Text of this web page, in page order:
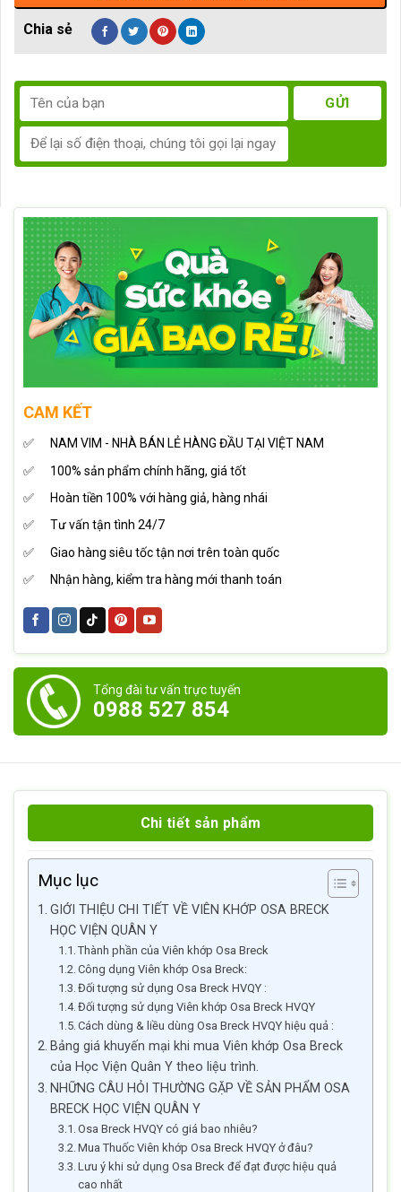
CAM KẾT
NAM VIM - NHÀ BÁN LẺ HÀNG ĐẦU TẠI VIỆT NAM
100% sản phẩm chính hãng, giá tốt
Hoàn tiền 100% với hàng giả, hàng nhái
Tư vấn tận tình 24/7
Giao hàng siêu tốc tận nơi trên toàn quốc
Nhận hàng, kiểm tra hàng mới thanh toán
Tổng đài tư vấn trực tuyến
0988 527 854
Chi tiết sản phẩm
Mục lục
GIỚI THIỆU CHI TIẾT VỀ VIÊN KHỚP OSA BRECK
HỌC VIỆN QUÂN Y
Thành phần của Viên khớp Osa Breck
Công dụng Viên khớp Osa Breck:
Đối tượng sử dụng Osa Breck HVQY :
Đối tượng sử dụng Viên khớp Osa Breck HVQY
Cách dùng & liều dùng Osa Breck HVQY hiệu quả :
Bảng giá khuyến mại khi mua Viên khớp Osa Breck
của Học Viện Quân Y theo liệu trình.
NHỮNG CÂU HỎI THƯỜNG GẶP VỀ SẢN PHẨM OSA
BRECK HỌC VIỆN QUÂN Y
Osa Breck HVQY có giá bao nhiêu?
Mua Thuốc Viên khớp Osa Breck HVQY ở đâu?
Lưu ý khi sử dụng Osa Breck để đạt được hiệu quả
cao nhất